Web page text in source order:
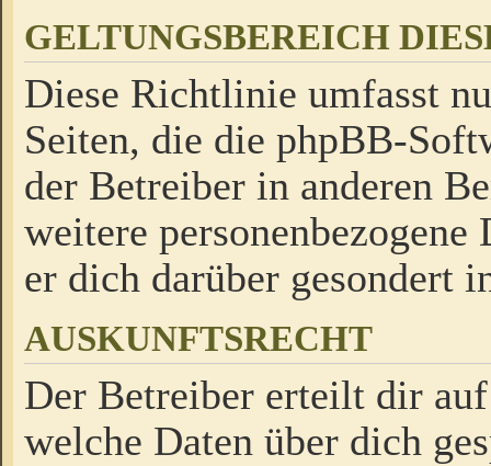
GELTUNGSBEREICH
Diese Richtlinie umfasst
Seiten, die die phpBB-
der Betreiber in anderen
weitere
er dich darüber gesondert
AUSKUNFTSRECHT
Der Betreiber erteilt dir
welche Daten über dich